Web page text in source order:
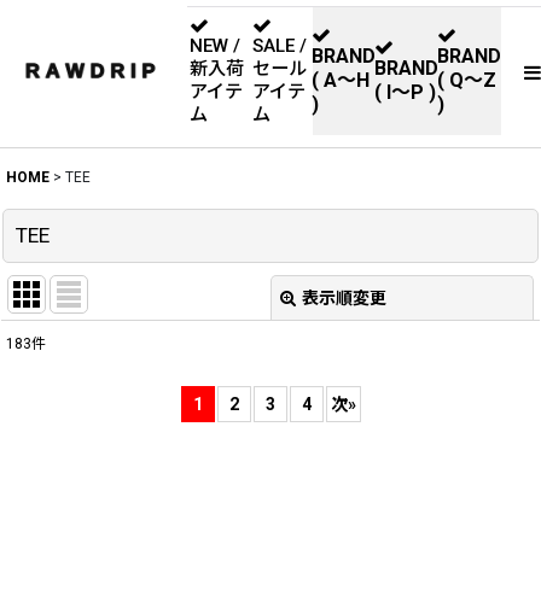
NEW /
新入荷
アイテ
ム
SALE /
セール
アイテ
ム
BRAND
( A〜H
)
BRAND
( I〜P )
BRAND
( Q〜Z
)
HOME > TEE
TEE
表示順変更
183件
1 2 3 4 次»